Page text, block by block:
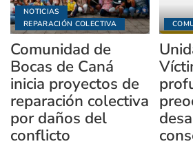
NOTICIAS
REPARACIÓN COLECTIVA
Comunidad de
Bocas de Caná
inicia proyectos de
reparación colectiva
por daños del
conflicto